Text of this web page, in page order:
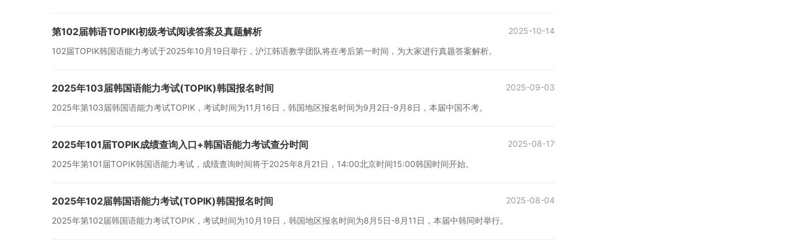
第102届韩语TOPIKⅠ初级考试阅读答案及真题解析
102届TOPIK韩国语能力考试于2025年10月19日举行，沪江韩语教学团队将在考后第一时间，为大家进行真题答案解析。
2025-10-14
2025年103届韩国语能力考试(TOPIK)韩国报名时间
2025年第103届韩国语能力考试TOPIK，考试时间为11月16日，韩国地区报名时间为9月2日-9月8日，本届中国不考。
2025-09-03
2025年101届TOPIK成绩查询入口+韩国语能力考试查分时间
2025年第101届TOPIK韩国语能力考试，成绩查询时间将于2025年8月21日，14:00北京时间15:00韩国时间开始。
2025-08-17
2025年102届韩国语能力考试(TOPIK)韩国报名时间
2025年第102届韩国语能力考试TOPIK，考试时间为10月19日，韩国地区报名时间为8月5日-8月11日，本届中韩同时举行。
2025-08-04